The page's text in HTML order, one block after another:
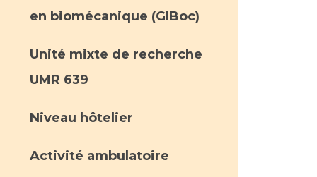
en biomécanique (GIBoc)
Unité mixte de recherche
UMR 639
Niveau hôtelier
Activité ambulatoire